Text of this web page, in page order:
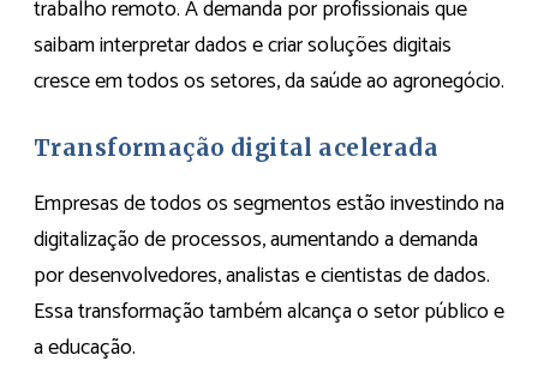
trabalho remoto. A demanda por profissionais que
saibam interpretar dados e criar soluções digitais
cresce em todos os setores, da saúde ao agronegócio.
Transformação digital acelerada
Empresas de todos os segmentos estão investindo na
digitalização de processos, aumentando a demanda
por desenvolvedores, analistas e cientistas de dados.
Essa transformação também alcança o setor público e
a educação.